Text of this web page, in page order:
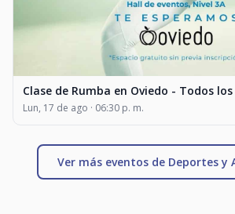
Clase de Rumba en Oviedo - Todos los
Lun, 17 de ago · 06:30 p. m.
Ver más eventos de Deportes y